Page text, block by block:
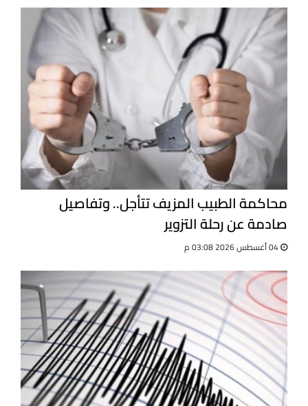
محاكمة الطبيب المزيف تتأجل.. وتفاصيل
صادمة عن رحلة التزوير